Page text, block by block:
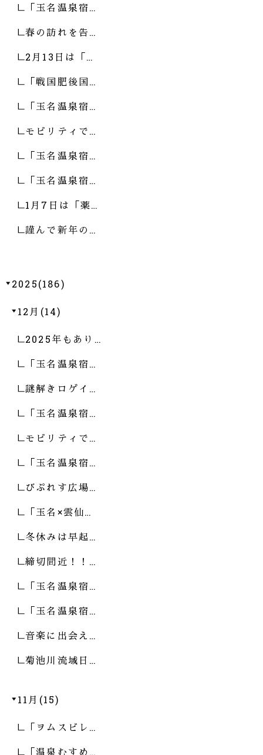
「玉名温泉宿…
春の訪れを告…
2月13日は「…
「戦国肥後国…
「玉名温泉宿…
モビリティで…
「玉名温泉宿…
「玉名温泉宿…
1月7日は「薬…
謹んで新年の…
2025(186)
12月(14)
2025年もあり…
「玉名温泉宿…
謎解きロゲイ…
「玉名温泉宿…
モビリティで…
「玉名温泉宿…
びぷれす広場…
「玉名×雲仙…
冬休みは早起…
締切間近！！…
「玉名温泉宿…
「玉名温泉宿…
音楽に出会え…
菊池川流域日…
11月(15)
「ヲムスビレ…
「温泉むすめ…